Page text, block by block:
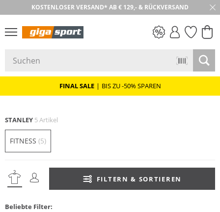
KOSTENLOSER VERSAND* AB € 129,- & RÜCKVERSAND
FINAL SALE | BIS ZU -50% SPAREN
STANLEY 5 Artikel
FITNESS (5)
FILTERN & SORTIEREN
Beliebte Filter: